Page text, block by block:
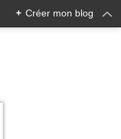
+ Créer mon blog